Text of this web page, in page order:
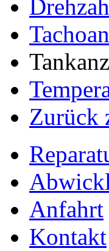
Zurück
Anfahrt
Kontakt